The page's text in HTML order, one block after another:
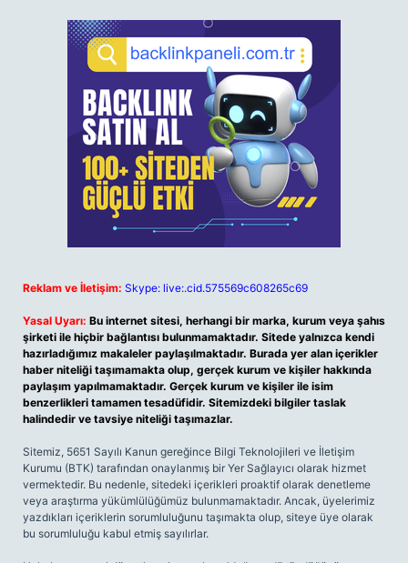
Reklam ve İletişim: Skype: live:.cid.575569c608265c69
Yasal Uyarı: Bu internet sitesi, herhangi bir marka, kurum veya şahıs
şirketi ile hiçbir bağlantısı bulunmamaktadır. Sitede yalnızca kendi
hazırladığımız makaleler paylaşılmaktadır. Burada yer alan içerikler
haber niteliği taşımamakta olup, gerçek kurum ve kişiler hakkında
paylaşım yapılmamaktadır. Gerçek kurum ve kişiler ile isim
benzerlikleri tamamen tesadüfidir. Sitemizdeki bilgiler taslak
halindedir ve tavsiye niteliği taşımazlar.
Sitemiz, 5651 Sayılı Kanun gereğince Bilgi Teknolojileri ve İletişim
Kurumu (BTK) tarafından onaylanmış bir Yer Sağlayıcı olarak hizmet
vermektedir. Bu nedenle, sitedeki içerikleri proaktif olarak denetleme
veya araştırma yükümlülüğümüz bulunmamaktadır. Ancak, üyelerimiz
yazdıkları içeriklerin sorumluluğunu taşımakta olup, siteye üye olarak
bu sorumluluğu kabul etmiş sayılırlar.